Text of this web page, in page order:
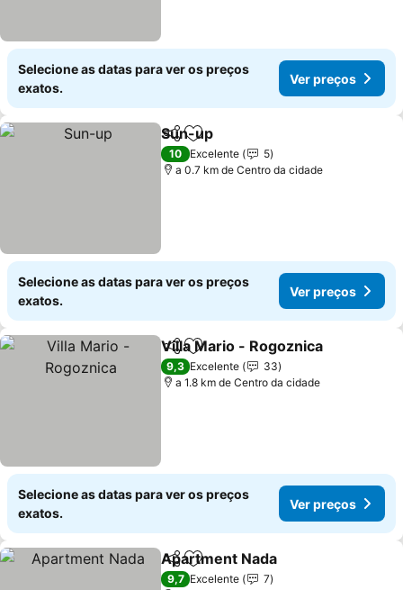
Selecione as datas para ver os preços
exatos.
Ver preços
PartilharAdicionar aos favoritos
Sun-up
10 Excelente
5
a 0.7 km de Centro da cidade
Selecione as datas para ver os preços
exatos.
Ver preços
PartilharAdicionar aos favoritos
Villa Mario - Rogoznica
9,3 Excelente
33
a 1.8 km de Centro da cidade
Selecione as datas para ver os preços
exatos.
Ver preços
PartilharAdicionar aos favoritos
Apartment Nada
9,7 Excelente
7